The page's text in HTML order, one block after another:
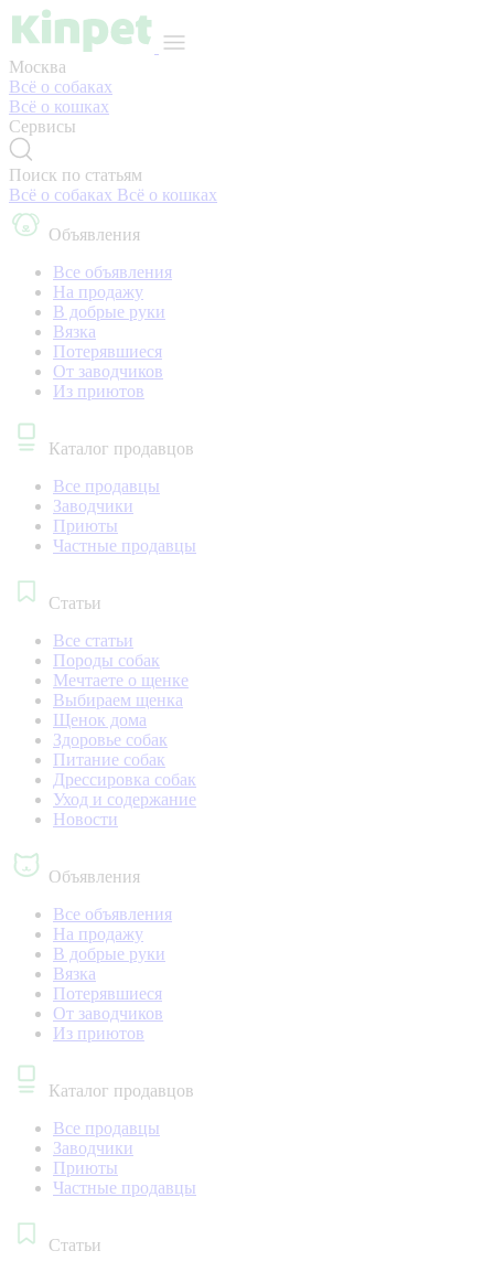
Москва
Всё о собаках
Всё о кошках
Сервисы
Поиск по статьям
Всё о собаках Всё о кошках
Объявления
Все объявления
На продажу
В добрые руки
Вязка
Потерявшиеся
От заводчиков
Из приютов
Каталог продавцов
Все продавцы
Заводчики
Приюты
Частные продавцы
Статьи
Все статьи
Породы собак
Мечтаете о щенке
Выбираем щенка
Щенок дома
Здоровье собак
Питание собак
Дрессировка собак
Уход и содержание
Новости
Объявления
Все объявления
На продажу
В добрые руки
Вязка
Потерявшиеся
От заводчиков
Из приютов
Каталог продавцов
Все продавцы
Заводчики
Приюты
Частные продавцы
Статьи